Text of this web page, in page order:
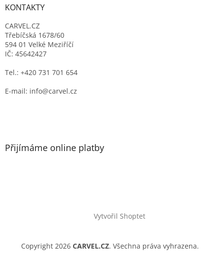
KONTAKTY
CARVEL.CZ
Třebíčská 1678/60
594 01 Velké Meziříčí
IČ: 45642427
Tel.: +420 731 701 654
E-mail: info@carvel.cz
Přijímáme online platby
Vytvořil Shoptet
Copyright 2026 CARVEL.CZ. Všechna práva vyhrazena.